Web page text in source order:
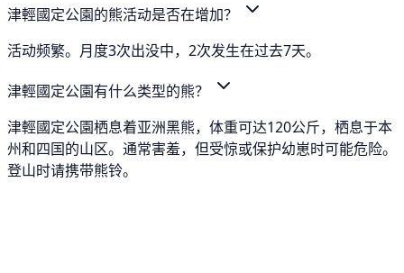
津輕國定公園的熊活动是否在增加？
活动频繁。月度3次出没中，2次发生在过去7天。
津輕國定公園有什么类型的熊？
津輕國定公園栖息着亚洲黑熊，体重可达120公斤，栖息于本
州和四国的山区。通常害羞，但受惊或保护幼崽时可能危险。
登山时请携带熊铃。